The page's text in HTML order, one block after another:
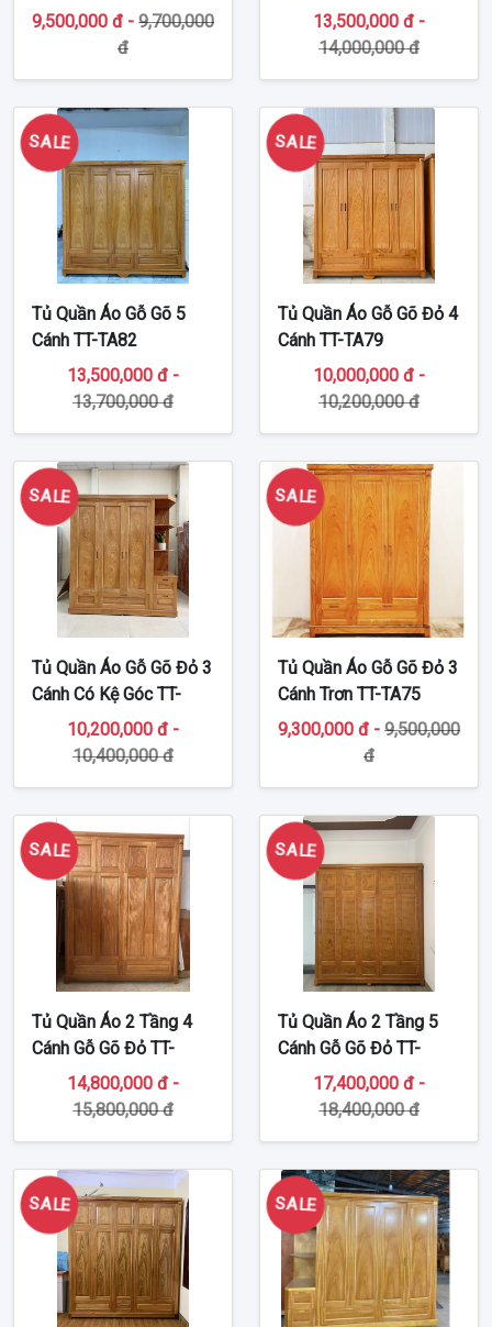
9,500,000 đ - 9,700,000
đ
TA50313,500,000 đ -
14,000,000 đ
SALE
Tủ Quần Áo Gỗ Gõ 5
Cánh TT-TA82
13,500,000 đ -
13,700,000 đ
SALE
Tủ Quần Áo Gỗ Gõ Đỏ 4
Cánh TT-TA79
10,000,000 đ -
10,200,000 đ
SALE
Tủ Quần Áo Gỗ Gõ Đỏ 3
Cánh Có Kệ Góc TT-
TA8010,200,000 đ -
10,400,000 đ
SALE
Tủ Quần Áo Gỗ Gõ Đỏ 3
Cánh Trơn TT-TA75
9,300,000 đ - 9,500,000
đ
SALE
Tủ Quần Áo 2 Tầng 4
Cánh Gỗ Gõ Đỏ TT-
TA32314,800,000 đ -
15,800,000 đ
SALE
Tủ Quần Áo 2 Tầng 5
Cánh Gỗ Gõ Đỏ TT-
TA32717,400,000 đ -
18,400,000 đ
SALE SALE